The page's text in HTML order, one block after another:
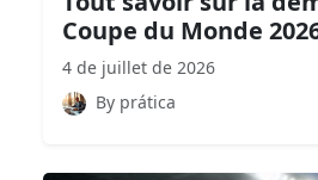
Coupe du Monde
4 de juillet de 2026
By prática